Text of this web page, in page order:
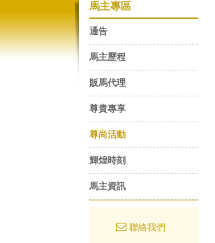
馬主專區
通告
馬主歷程
販馬代理
尊貴專享
尊尚活動
輝煌時刻
馬主資訊
聯絡我們